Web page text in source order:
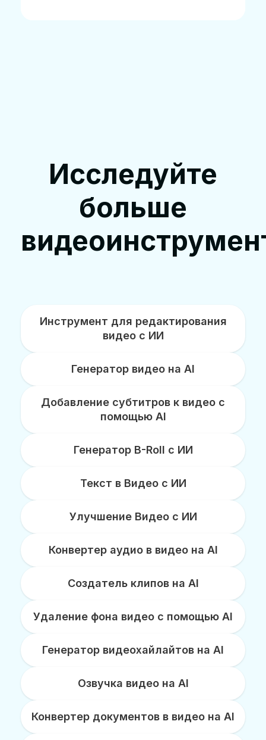
Исследуйте
больше
Инструмент для редактирования
видео с ИИ
Генератор видео на AI
Добавление субтитров к видео с
помощью AI
Генератор B-Roll с ИИ
Текст в Видео с ИИ
Улучшение Видео с ИИ
Конвертер аудио в видео на AI
Создатель клипов на AI
Удаление фона видео с помощью AI
Генератор видеохайлайтов на AI
Озвучка видео на AI
Конвертер документов в видео на AI